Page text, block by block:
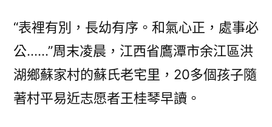
“表裡有別，長幼有序。和氣心正，處事必
公……”周末凌晨，江西省鷹潭市余江區洪
湖鄉蘇家村的蘇氏老宅里，20多個孩子隨
著村平易近志愿者王桂琴早讀。